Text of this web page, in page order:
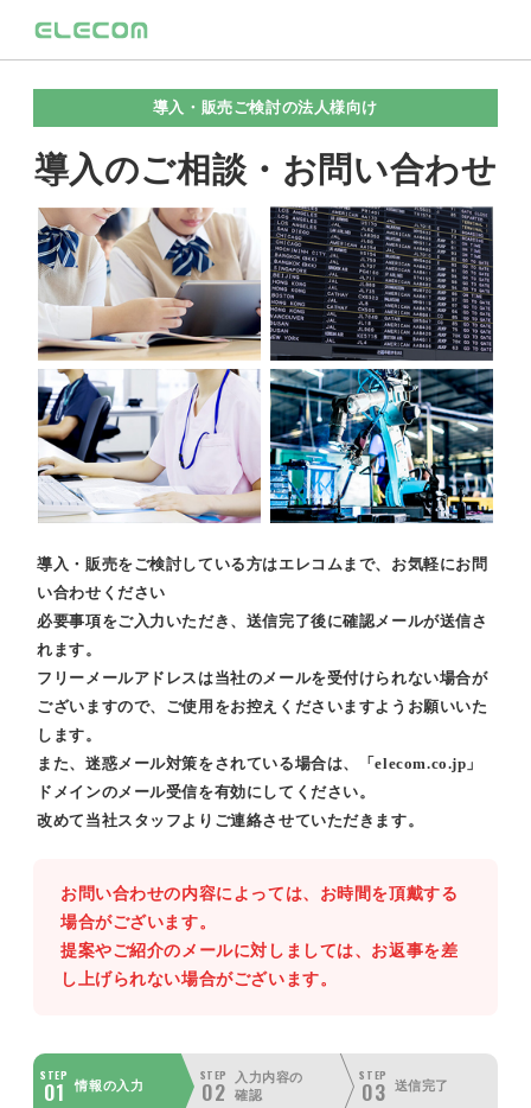
導入・販売ご検討の法人様向け
導入のご相談・お問い合わせ
導入・販売をご検討している方はエレコムまで、お気軽にお問
い合わせください
必要事項をご入力いただき、送信完了後に確認メールが送信さ
れます。
フリーメールアドレスは当社のメールを受付けられない場合が
ございますので、ご使用をお控えくださいますようお願いいた
します。
また、迷惑メール対策をされている場合は、「elecom.co.jp」
ドメインのメール受信を有効にしてください。
改めて当社スタッフよりご連絡させていただきます。
お問い合わせの内容によっては、お時間を頂戴する
場合がございます。
提案やご紹介のメールに対しましては、お返事を差
し上げられない場合がございます。
STEP
01 情報の入力
STEP
02
入力内容の
確認
STEP
03 送信完了